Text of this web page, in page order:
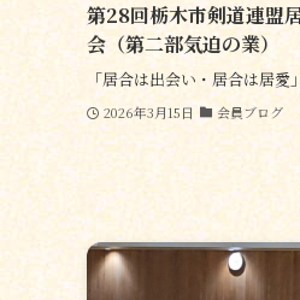
第28回栃木市剣道連盟
会（第二部気迫の業）
「居合は出会い・居合は居愛」
2026年3月15日 会員ブログ